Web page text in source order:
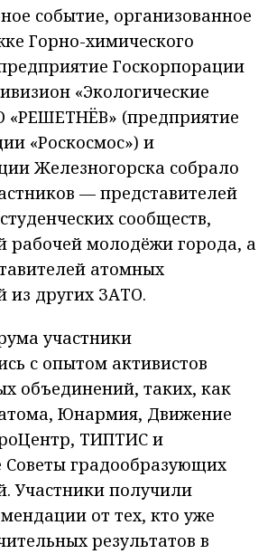
событие, организованное
Горно-химического
Госкорпорации
«Экологические
«РЕШЕТНЁВ» (предприятие
«Роскосмос») и
Железногорска собрало
— представителей
сообществ,
рабочей молодёжи города, а
атомных
из других ЗАТО.
участники
с опытом активистов
объединений, таких, как
Юнармия, Движение
ТИПТИС и
градообразующих
Участники получили
от тех, кто уже
результатов в